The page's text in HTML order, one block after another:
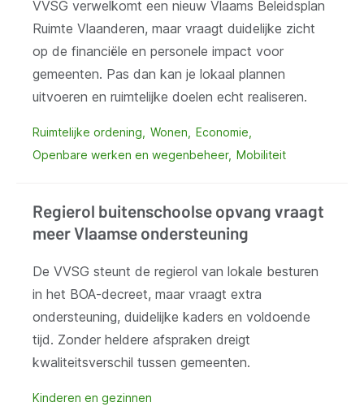
VVSG verwelkomt een nieuw Vlaams Beleidsplan
Ruimte Vlaanderen, maar vraagt duidelijke zicht
op de financiële en personele impact voor
gemeenten. Pas dan kan je lokaal plannen
uitvoeren en ruimtelijke doelen echt realiseren.
Ruimtelijke ordening Wonen
Economie
Openbare werken en wegenbeheer Mobiliteit
Regierol buitenschoolse opvang vraagt
meer Vlaamse ondersteuning
De VVSG steunt de regierol van lokale besturen
in het BOA-decreet, maar vraagt extra
ondersteuning, duidelijke kaders en voldoende
tijd. Zonder heldere afspraken dreigt
kwaliteitsverschil tussen gemeenten.
Kinderen en gezinnen